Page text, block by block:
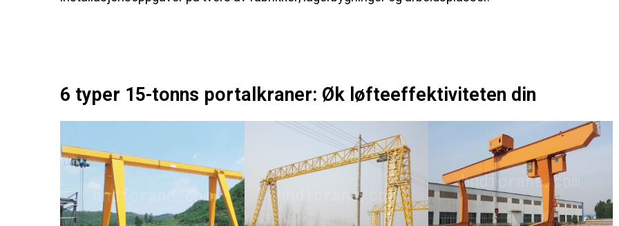
6 typer 15-tonns portalkraner: Øk løfteeffektiviteten din